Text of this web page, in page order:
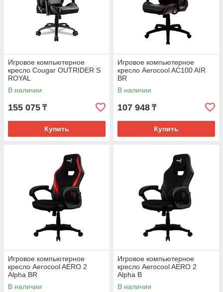
Игровое компьютерное
кресло Cougar OUTRIDER S
ROYAL
В наличии
155 075 ₸
Купить
Игровое компьютерное
кресло Aerocool AC100 AIR
BR
В наличии
107 948 ₸
Купить
Игровое компьютерное
кресло Aerocool AERO 2
Alpha BR
В наличии
Игровое компьютерное
кресло Aerocool AERO 2
Alpha B
В наличии